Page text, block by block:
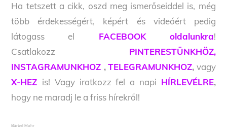
Ha tetszett a cikk, oszd meg ismerőseiddel is, még
több érdekességért, képért és videóért pedig
látogass el
FACEBOOK oldalunkra!
Csatlakozz PINTERESTÜNKHÖZ,
INSTAGRAMUNKHOZ , TELEGRAMUNKHOZ, vagy
X-HEZ is! Vagy iratkozz fel a napi HÍRLEVÉLRE,
hogy ne maradj le a friss hírekről!
Bärbel Mohr